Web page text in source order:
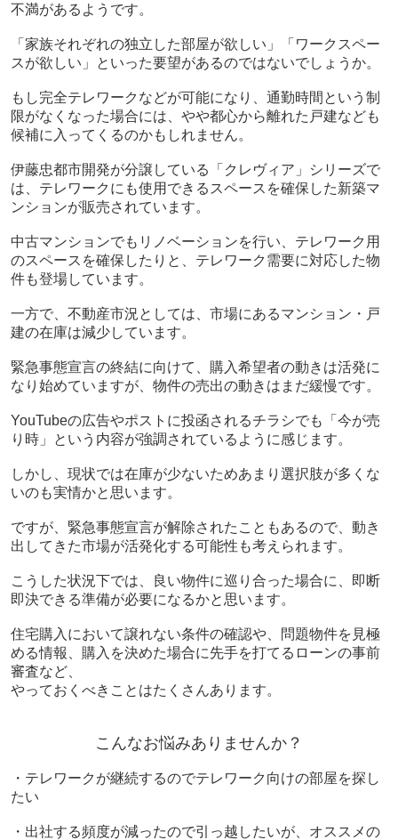
不満があるようです。
「家族それぞれの独立した部屋が欲しい」「ワークスペー
スが欲しい」といった要望があるのではないでしょうか。
もし完全テレワークなどが可能になり、通勤時間という制
限がなくなった場合には、やや都心から離れた戸建なども
候補に入ってくるのかもしれません。
伊藤忠都市開発が分譲している「クレヴィア」シリーズで
は、テレワークにも使用できるスペースを確保した新築マ
ンションが販売されています。
中古マンションでもリノベーションを行い、テレワーク用
のスペースを確保したりと、テレワーク需要に対応した物
件も登場しています。
一方で、不動産市況としては、市場にあるマンション・戸
建の在庫は減少しています。
緊急事態宣言の終結に向けて、購入希望者の動きは活発に
なり始めていますが、物件の売出の動きはまだ緩慢です。
YouTubeの広告やポストに投函されるチラシでも「今が売
り時」という内容が強調されているように感じます。
しかし、現状では在庫が少ないためあまり選択肢が多くな
いのも実情かと思います。
ですが、緊急事態宣言が解除されたこともあるので、動き
出してきた市場が活発化する可能性も考えられます。
こうした状況下では、良い物件に巡り合った場合に、即断
即決できる準備が必要になるかと思います。
住宅購入において譲れない条件の確認や、問題物件を見極
める情報、購入を決めた場合に先手を打てるローンの事前
審査など、
やっておくべきことはたくさんあります。
こんなお悩みありませんか？
・テレワークが継続するのでテレワーク向けの部屋を探し
たい
・出社する頻度が減ったので引っ越したいが、オススメの